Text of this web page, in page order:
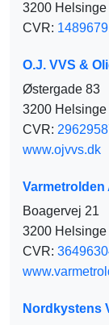
3200 Helsinge
CVR:
O.J. VVS &
Østergade 83
3200 Helsinge
CVR:
www.ojvvs.dk
Varmetrolden
Boagervej 21
3200 Helsinge
CVR:
Nordkystens